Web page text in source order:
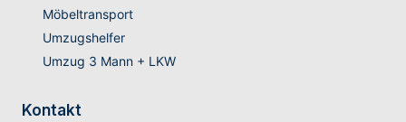
Möbeltransport
Umzugshelfer
Umzug 3 Mann + LKW
Kontakt